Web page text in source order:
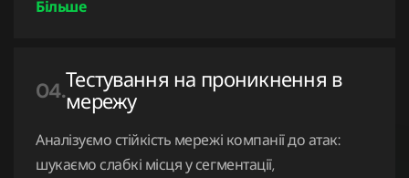
04.Тестування на проникнення в
мережу
Аналізуємо стійкість мережі компанії до атак:
шукаємо слабкі місця у сегментації,